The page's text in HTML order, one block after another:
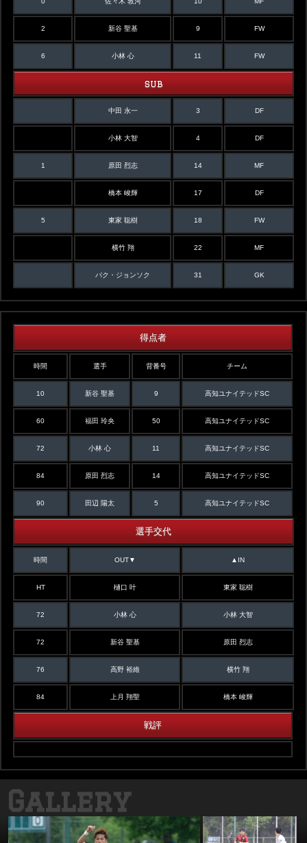
2 新谷 聖基 9 FW
6 小林 心 11 FW
SUB
中田 永一 3 DF
小林 大智 4 DF
1 原田 烈志 14 MF
橋本 峻輝 17 DF
5 東家 聡樹 18 FW
横竹 翔 22 MF
パク・ジョンソク 31 GK
得点者
時間 選手 背番号 チーム
10 新谷 聖基 9 高知ユナイテッドSC
60 福田 玲央 50 高知ユナイテッドSC
72 小林 心 11 高知ユナイテッドSC
84 原田 烈志 14 高知ユナイテッドSC
90 田辺 陽太 5 高知ユナイテッドSC
選手交代
時間 OUT▼ ▲IN
HT 樋口 叶 東家 聡樹
72 小林 心 小林 大智
72 新谷 聖基 原田 烈志
76 高野 裕維 横竹 翔
84 上月 翔聖 橋本 峻輝
戦評
Gallery